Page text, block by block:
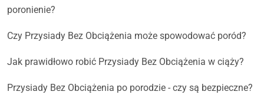
poronienie?
Czy Przysiady Bez Obciążenia może spowodować poród?
Jak prawidłowo robić Przysiady Bez Obciążenia w ciąży?
Przysiady Bez Obciążenia po porodzie - czy są bezpieczne?